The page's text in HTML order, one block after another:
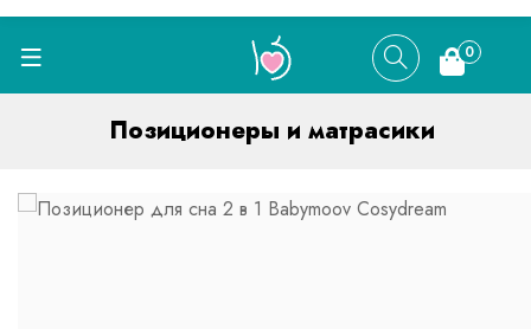
0
Позиционеры и матрасики